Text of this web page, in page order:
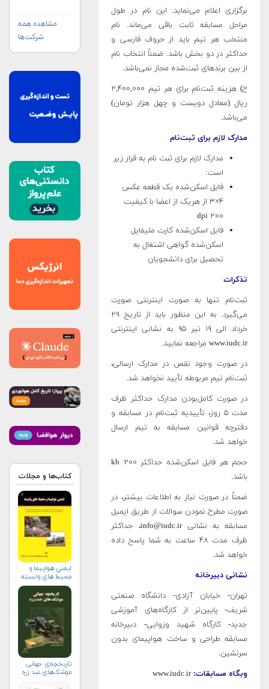
برگزاری اعلام می‌نماید. این نام در طول
مراحل مسابقه ثابت باقی می‌ماند. نام
منتخب هر تیم باید از حروف فارسی و
حداکثر در دو بخش باشد. ضمناً انتخاب نام
از بین برندهای ثبت‌شده مجاز نمی‌باشد.
ح) هزینه ثبت‌نام برای هر تیم ۲,۴۰۰,۰۰۰
ریال (معادل دویست و چهل هزار تومان)
می‌باشد.
مدارک لازم برای ثبت‌نام
مدارک لازم برای ثبت نام به قرار زیر
است:
فایل اسکن‌شده یک قطعه عکس
۴×۳ از هریک از اعضا با کیفیت
dpi ۲۰۰
فایل اسکن‌شده کارت ملیفایل
اسکن‌شده گواهی اشتغال به
تحصیل برای دانشجویان
تذکرات
ثبت‌نام تنها به صورت اینترنتی صورت
می‌گیرد. به این منظور باید از تاریخ ۲۹
خرداد الی ۱۹ تیر ۹۵ به نشانی اینترنتی
www.iudc.ir مراجعه نمایید.
در صورت وجود نقص در مدارک ارسالی،
ثبت‌نام تیم مربوطه تأیید نخواهد شد.
در صورت کامل‌بودن مدارک حداکثر ظرف
مدت ۵ روز، تأییدیه ثبت‌نام در مسابقه و
دفترچه قوانین مسابقه به تیم ارسال
خواهد شد.
حجم هر فایل اسکن‌شده حداکثر kb ۲۰۰
باشد.
ضمناً در صورت نیاز به اطلاعات بیشتر، در
صورت مطرح نمودن سوالات از طریق ایمیل
مسابقه به نشانی info@iudc.ir، حداکثر
ظرف مدت ۴۸ ساعت به شما پاسخ داده
خواهد شد.
نشانی دبیرخانه
تهران- خیابان آزادی- دانشگاه صنعتی
شریف- پایین‌تر از کارگاه‌های آموزشی
جدید- کارگاه شهید وزوایی- دبیرخانه
مسابقه طراحی و ساخت هواپیمای بدون
سرنشین.
وبگاه مسابقات: www.iudc.ir
مشاهده همه
شرکت‌ها
کتاب‌ها و مجلات
ايمني هواپيما و
محيط هاي وابسته
تاریخچه‌ی جهانی
موشک‌های ضد زره